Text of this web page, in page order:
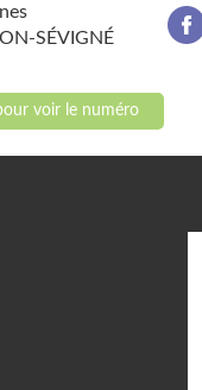
SÉVIGNÉ
voir le numéro